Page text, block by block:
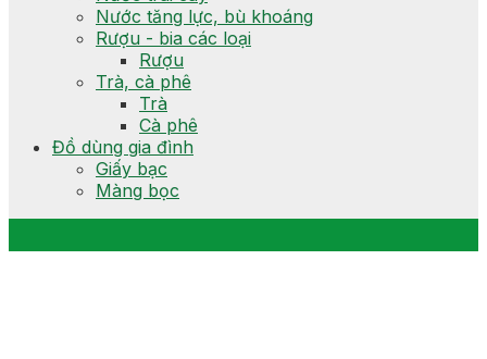
Nước tăng lực, bù khoáng
Rượu - bia các loại
Rượu
Trà, cà phê
Trà
Cà phê
Đồ dùng gia đình
Giấy bạc
Màng bọc